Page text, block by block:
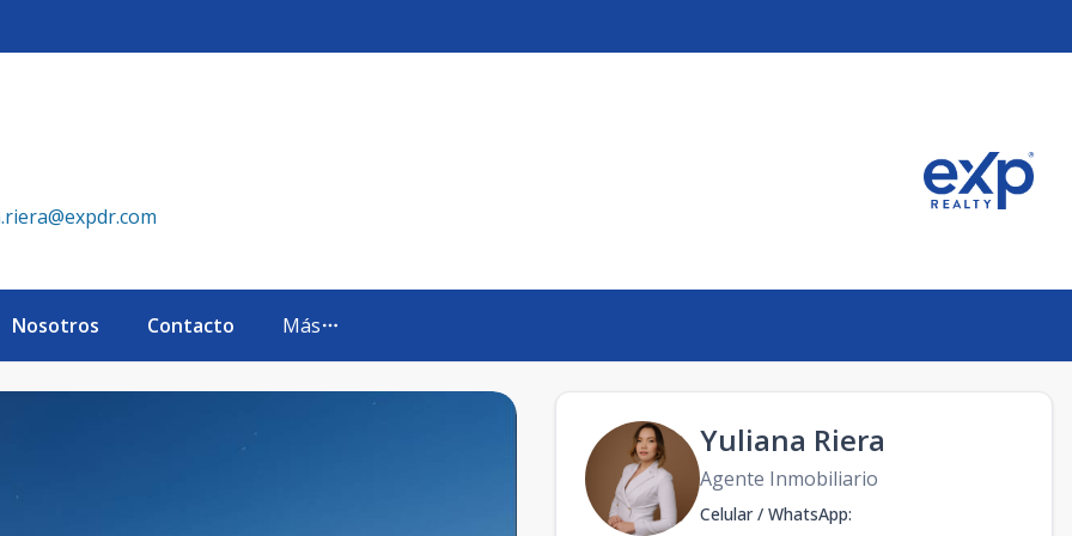
Nosotros Contacto Más
Yuliana Riera
Agente Inmobiliario
Celular / WhatsApp:
Realty República Dominicana